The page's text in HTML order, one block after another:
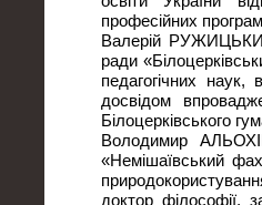
професійних
Валерій
ради
педагогічних наук,
досвідом
Білоцерківського
Володимир
«Немішаївський
доктор філософії,